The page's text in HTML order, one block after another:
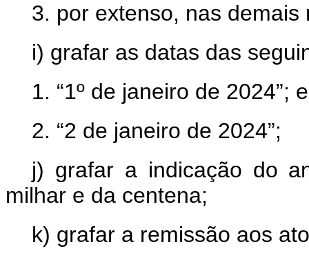
3. por extenso, nas demais
i) grafar as datas das
1. “1º de janeiro de 2024”; e
2. “2 de janeiro de 2024”;
j) grafar a indicação do
milhar e da centena;
k) grafar a remissão aos